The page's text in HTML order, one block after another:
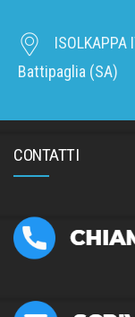
ISOLKAPPA
Battipaglia (SA)
CONTATTI